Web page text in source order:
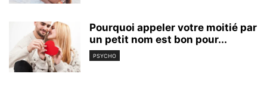
Pourquoi appeler votre moitié par
un petit nom est bon pour...
PSYCHO